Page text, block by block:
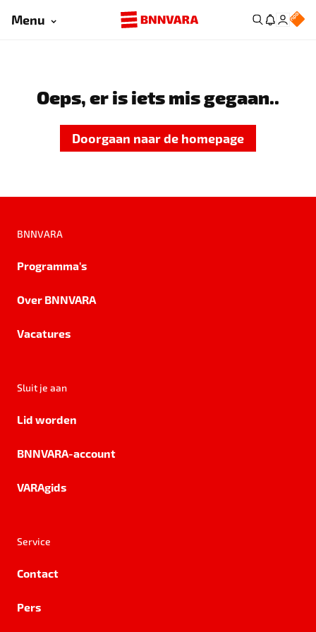
Menu
Oeps, er is iets mis gegaan..
Doorgaan naar de homepage
BNNVARA
Programma's
Over BNNVARA
Vacatures
Sluit je aan
Lid worden
BNNVARA-account
VARAgids
Service
Contact
Pers